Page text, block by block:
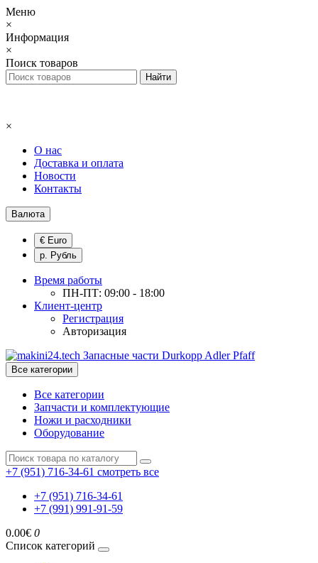
Меню
×
Информация
×
Поиск товаров
×
О нас
Доставка и оплата
Новости
Контакты
Валюта
€ Euro
р. Рубль
Время работы
ПН-ПТ: 09:00 - 18:00
Клиент-центр
Регистрация
Авторизация
Все категории
Все категории
Запчасти и комплектующие
Ножи и расходники
Оборудование
+7 (951) 716-34-61 смотреть все
+7 (951) 716-34-61
+7 (991) 991-91-59
0.00€ 0
Список категорий